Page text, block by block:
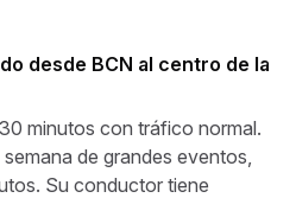
desde BCN al centro de la
minutos con tráfico normal.
de grandes eventos,
Su conductor tiene